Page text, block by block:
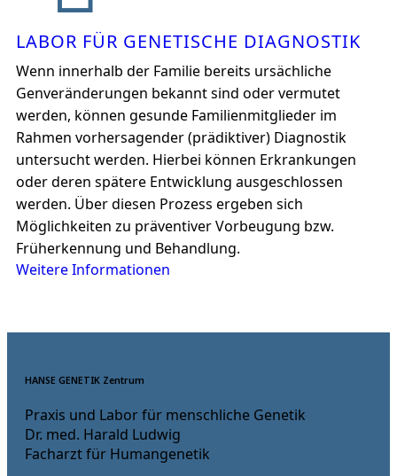
LABOR FÜR GENETISCHE DIAGNOSTIK
Wenn innerhalb der Familie bereits ursächliche
Genveränderungen bekannt sind oder vermutet
werden, können gesunde Familienmitglieder im
Rahmen vorhersagender (prädiktiver) Diagnostik
untersucht werden. Hierbei können Erkrankungen
oder deren spätere Entwicklung ausgeschlossen
werden. Über diesen Prozess ergeben sich
Möglichkeiten zu präventiver Vorbeugung bzw.
Früherkennung und Behandlung.
Weitere Informationen
HANSE GENETIK Zentrum
Praxis und Labor für menschliche Genetik
Dr. med. Harald Ludwig
Facharzt für Humangenetik